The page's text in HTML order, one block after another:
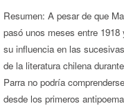
Resumen: A pesar de que
pasó unos meses entre
su influencia en las
de la literatura chilena
Parra no podría
desde los primeros